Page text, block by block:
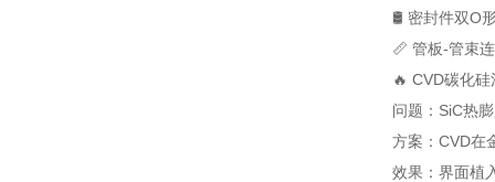
🛢️ 密封件双O
📏 管板-管束
🔥 CVD碳化
问题：SiC热
方案：CVD在
效果：界面植